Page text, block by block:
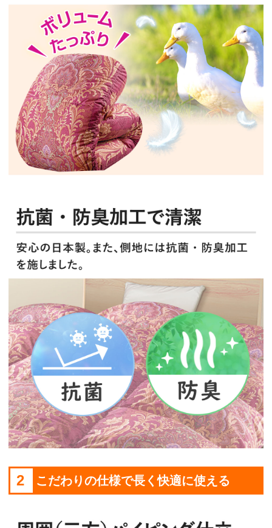
2 こだわりの仕様で長く快適に使える